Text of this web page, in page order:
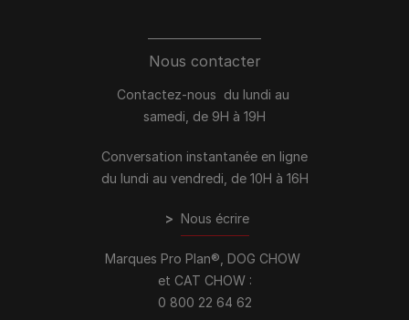
Nous contacter
Contactez-nous du lundi au
samedi, de 9H à 19H
Conversation instantanée en ligne
du lundi au vendredi, de 10H à 16H
> Nous écrire
Marques Pro Plan®, DOG CHOW
et CAT CHOW :
0 800 22 64 62